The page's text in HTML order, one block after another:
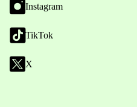
Instagram
TikTok
X